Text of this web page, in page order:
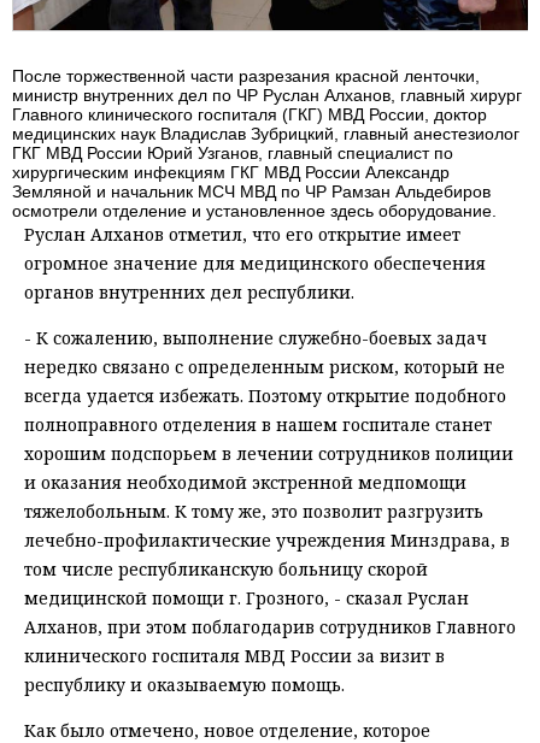
После торжественной части разрезания красной ленточки,
министр внутренних дел по ЧР Руслан Алханов, главный хирург
Главного клинического госпиталя (ГКГ) МВД России, доктор
медицинских наук Владислав Зубрицкий, главный анестезиолог
ГКГ МВД России Юрий Узганов, главный специалист по
хирургическим инфекциям ГКГ МВД России Александр
Земляной и начальник МСЧ МВД по ЧР Рамзан Альдебиров
осмотрели отделение и установленное здесь оборудование.
Руслан Алханов отметил, что его открытие имеет
огромное значение для медицинского обеспечения
органов внутренних дел республики.
- К сожалению, выполнение служебно-боевых задач
нередко связано с определенным риском, который не
всегда удается избежать. Поэтому открытие подобного
полноправного отделения в нашем госпитале станет
хорошим подспорьем в лечении сотрудников полиции
и оказания необходимой экстренной медпомощи
тяжелобольным. К тому же, это позволит разгрузить
лечебно-профилактические учреждения Минздрава, в
том числе республиканскую больницу скорой
медицинской помощи г. Грозного, - сказал Руслан
Алханов, при этом поблагодарив сотрудников Главного
клинического госпиталя МВД России за визит в
республику и оказываемую помощь.
Как было отмечено, новое отделение, которое